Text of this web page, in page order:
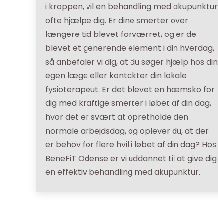
i kroppen, vil en behandling med akupunktur
ofte hjælpe dig. Er dine smerter over
længere tid blevet forværret, og er de
blevet et generende element i din hverdag,
så anbefaler vi dig, at du søger hjælp hos din
egen læge eller kontakter din lokale
fysioterapeut. Er det blevet en hæmsko for
dig med kraftige smerter i løbet af din dag,
hvor det er svært at opretholde den
normale arbejdsdag, og oplever du, at der
er behov for flere hvil i løbet af din dag? Hos
BeneFiT Odense er vi uddannet til at give dig
en effektiv behandling med akupunktur.